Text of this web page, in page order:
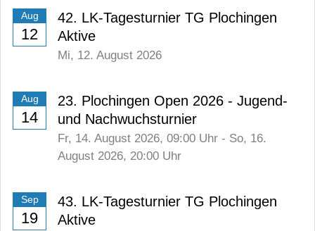
Aug
12
42. LK-Tagesturnier TG Plochingen
Aktive
Mi, 12. August 2026
Aug
14
23. Plochingen Open 2026 - Jugend-
und Nachwuchsturnier
Fr, 14. August 2026, 09:00 Uhr - So, 16.
August 2026, 20:00 Uhr
Sep
19
43. LK-Tagesturnier TG Plochingen
Aktive